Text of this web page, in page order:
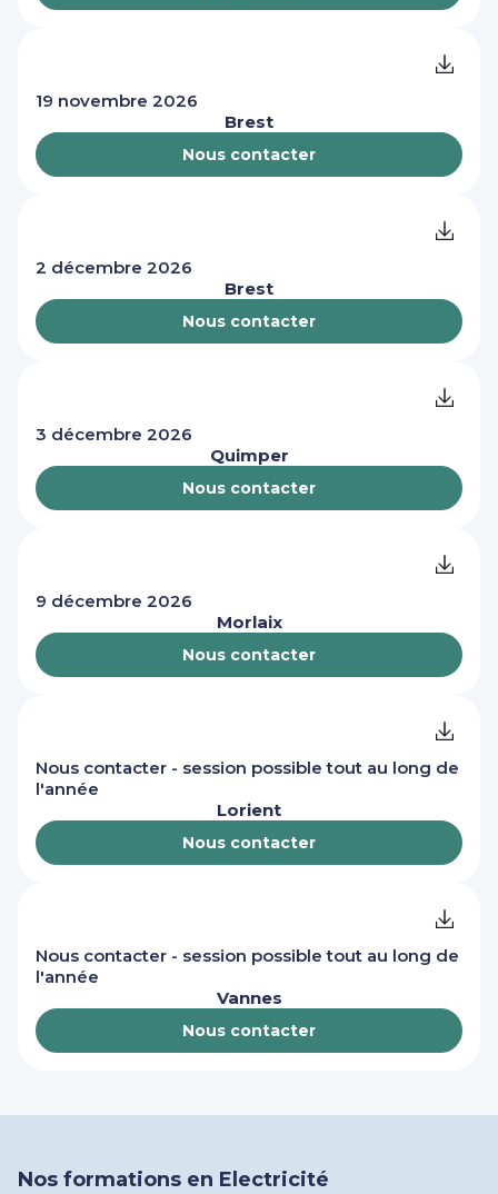
19 novembre 2026
Brest
Nous contacter
2 décembre 2026
Brest
Nous contacter
3 décembre 2026
Quimper
Nous contacter
9 décembre 2026
Morlaix
Nous contacter
Nous contacter - session possible tout au long de
l'année
Lorient
Nous contacter
Nous contacter - session possible tout au long de
l'année
Vannes
Nous contacter
Nos formations en Electricité